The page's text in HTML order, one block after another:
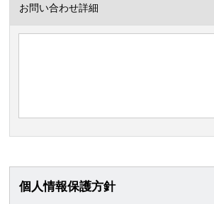
お問い合わせ詳細
個人情報保護方針